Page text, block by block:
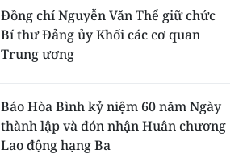
Đồng chí Nguyễn Văn Thể giữ chức
Bí thư Đảng ủy Khối các cơ quan
Trung ương
Báo Hòa Bình kỷ niệm 60 năm Ngày
thành lập và đón nhận Huân chương
Lao động hạng Ba